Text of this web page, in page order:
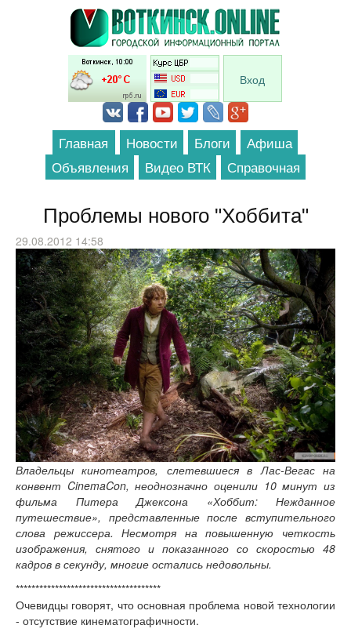
Перейти к основному содержанию
Вход
Главная Новости Блоги
Афиша
Объявления
Видео ВТК Справочная
Проблемы нового "Хоббита"
29.08.2012 14:58
Владельцы кинотеатров, слетевшиеся в Лас-Вегас на
конвент CinemaCon, неоднозначно оценили 10 минут из
фильма Питера Джексона «Хоббит: Нежданное
путешествие», представленные после вступительного
слова режиссера. Несмотря на повышенную четкость
изображения, снятого и показанного со скоростью 48
кадров в секунду, многие остались недовольны.
*************************************
Очевидцы говорят, что основная проблема новой технологии
- отсутствие кинематографичности.